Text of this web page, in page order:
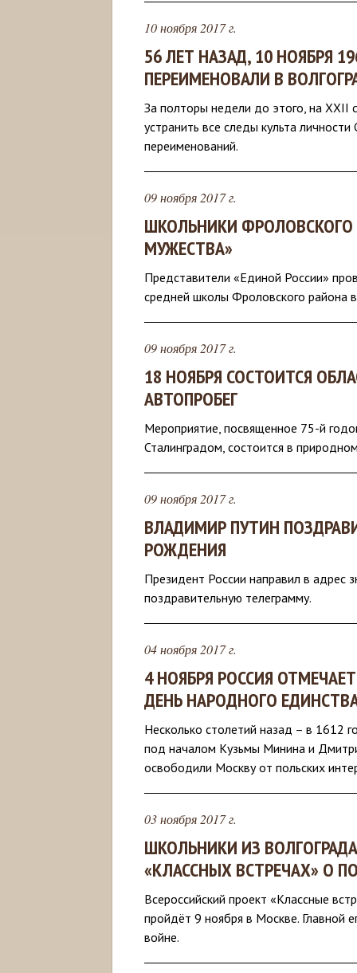
10 ноября 2017 г.
56 ЛЕТ НАЗАД, 10 НОЯБРЯ
ПЕРЕИМЕНОВАЛИ В
За полторы недели до этого, на
устранить все следы культа
переименований.
09 ноября 2017 г.
ШКОЛЬНИКИ ФРОЛОВСКОГО
МУЖЕСТВА»
Представители «Единой России»
средней школы Фроловского района
09 ноября 2017 г.
18 НОЯБРЯ СОСТОИТСЯ
АВТОПРОБЕГ
Мероприятие, посвященное 75-й
Сталинградом, состоится в
09 ноября 2017 г.
ВЛАДИМИР ПУТИН
РОЖДЕНИЯ
Президент России направил в адрес
поздравительную телеграмму.
04 ноября 2017 г.
4 НОЯБРЯ РОССИЯ
ДЕНЬ НАРОДНОГО
Несколько столетий назад – в 1612
под началом Кузьмы Минина и
освободили Москву от польских
03 ноября 2017 г.
ШКОЛЬНИКИ ИЗ
«КЛАССНЫХ ВСТРЕЧАХ» О
Всероссийский проект «Классные
пройдёт 9 ноября в Москве. Главной
войне.